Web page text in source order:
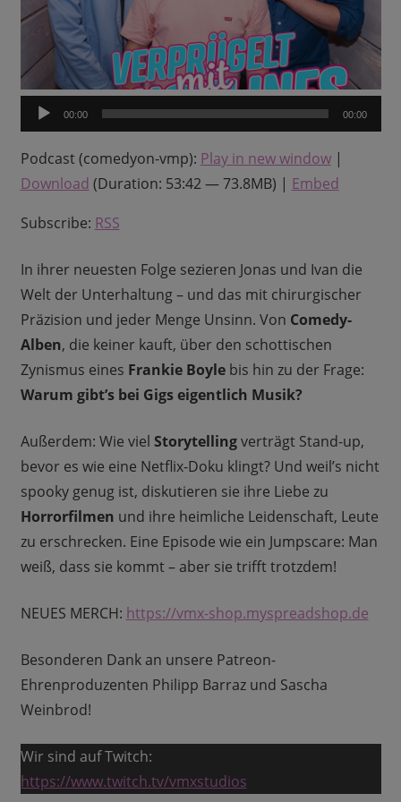
Audio-
Player
00:00 00:00
Podcast (comedyon-vmp): Play in new window|
Download (Duration: 53:42 — 73.8MB) | Embed
Subscribe: RSS
In ihrer neuesten Folge sezieren Jonas und Ivan die
Welt der Unterhaltung – und das mit chirurgischer
Präzision und jeder Menge Unsinn. Von Comedy-
Alben, die keiner kauft, über den schottischen
Zynismus eines Frankie Boylebis hin zu der Frage:
Warum gibt’s bei Gigs eigentlich Musik?
Außerdem: Wie viel Storytellingverträgt Stand-up,
bevor es wie eine Netflix-Doku klingt? Und weil’s nicht
spooky genug ist, diskutieren sie ihre Liebe zu
Horrorfilmen und ihre heimliche Leidenschaft, Leute
zu erschrecken. Eine Episode wie ein Jumpscare: Man
weiß, dass sie kommt – aber sie trifft trotzdem!
NEUES MERCH: https://vmx-shop.myspreadshop.de
Besonderen Dank an unsere Patreon-
Ehrenproduzenten Philipp Barraz und Sascha
Weinbrod!
Wir sind auf Twitch:
https://www.twitch.tv/vmxstudios